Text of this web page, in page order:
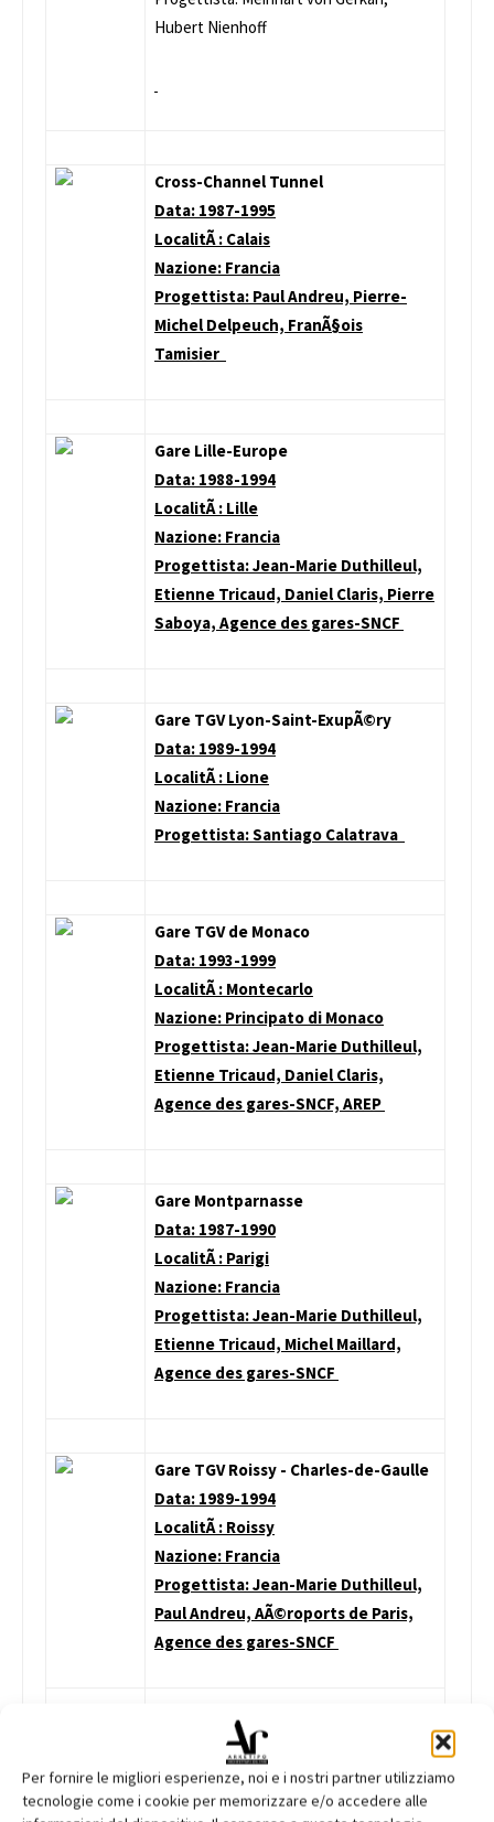
Per fornire le migliori esperienze, noi e i nostri partner utilizziamo
tecnologie come i cookie per memorizzare e/o accedere alle
Hubert Nienhoff
Cross-Channel Tunnel
Data: 1987-1995
LocalitÃ : Calais
Nazione: Francia
Progettista: Paul Andreu, Pierre-
Michel Delpeuch, FranÃ§ois
Tamisier
Gare Lille-Europe
Data: 1988-1994
LocalitÃ : Lille
Nazione: Francia
Progettista: Jean-Marie Duthilleul,
Etienne Tricaud, Daniel Claris, Pierre
Saboya, Agence des gares-SNCF
Gare TGV Lyon-Saint-ExupÃ©ry
Data: 1989-1994
LocalitÃ : Lione
Nazione: Francia
Progettista: Santiago Calatrava
Gare TGV de Monaco
Data: 1993-1999
LocalitÃ : Montecarlo
Nazione: Principato di Monaco
Progettista: Jean-Marie Duthilleul,
Etienne Tricaud, Daniel Claris,
Agence des gares-SNCF, AREP
Gare Montparnasse
Data: 1987-1990
LocalitÃ : Parigi
Nazione: Francia
Progettista: Jean-Marie Duthilleul,
Etienne Tricaud, Michel Maillard,
Agence des gares-SNCF
Gare TGV Roissy - Charles-de-Gaulle
Data: 1989-1994
LocalitÃ : Roissy
Nazione: Francia
Progettista: Jean-Marie Duthilleul,
Paul Andreu, AÃ©roports de Paris,
Agence des gares-SNCF
Kowloon Station
Data: 1992-1997
LocalitÃ : Hong Kong